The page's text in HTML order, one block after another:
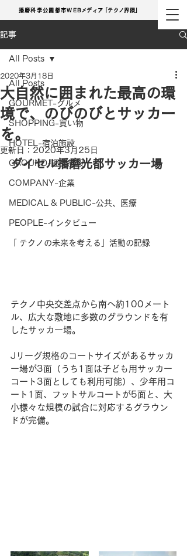
播磨科学公園都市WE Bメディ ア「テクノ界隈」
記事
All Posts
GOURMET-グルメ
SHOPPING-買い物
HOTEL-宿泊施設
GROUND-運動施設
COMPANY-企業
MEDICAL & PUBLIC-公共、医療
PEOPLE-インタビュー
「 テクノの未来を考える」活動の記録
All Posts
大自然に囲まれた最高の環
境で、のびのびとサッカー
を。
2020年3月18日
更新日： 2020年3月25日
ダイセル播磨光都サッカー場
テクノ中央交差点から南へ約100メート
ル、広大な敷地に多数のグラウンドを有
したサッカー場。
Jリーグ規格のコートサイズがあるサッカ
ー場が3面（うち1面は子ども用サッカー
コート3面としても利用可能）、少年用コ
ート1面、フットサルコートが5面と、大
小様々な規模の試合に対応するグラウン
ドが完備。